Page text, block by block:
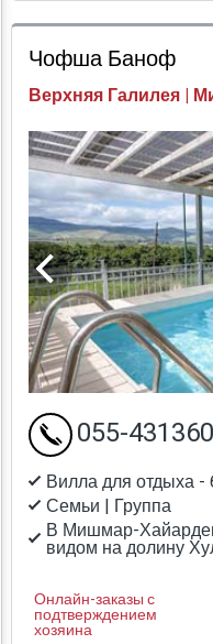
Проверка цен
Чофша Баноф
Верхняя Галилея |
Вилла для отдыха -
Семьи | Группа
В Мишмар-
видом на долину
Онлайн-заказы с
подтверждением
хозяина
055-